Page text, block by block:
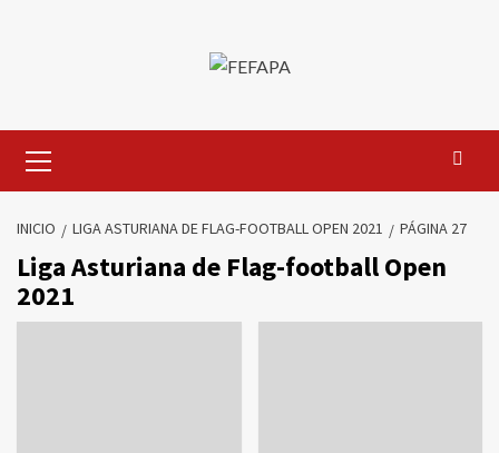
primario
INICIO LIGA ASTURIANA DE FLAG-FOOTBALL OPEN 2021 PÁGINA 27
Liga Asturiana de Flag-football Open
2021